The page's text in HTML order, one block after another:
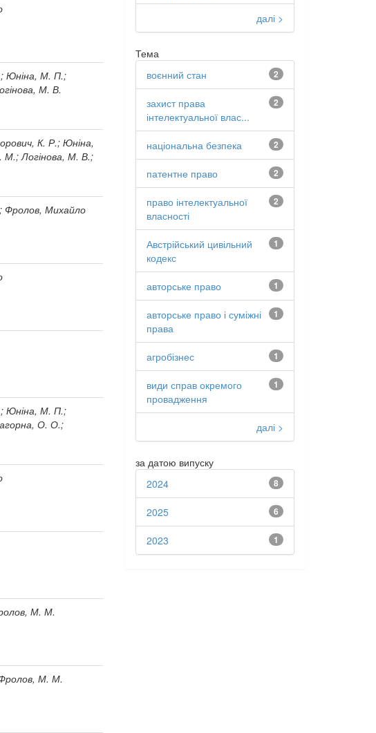
Юніна, М. П.;
М. В.
К. Р.; Юніна,
Логінова, М. В.;
Фролов, Михайло
Юніна, М. П.;
О. О.;
М. М.
М. М.
далі >
Тема
2
воєнний стан
2
захист права
інтелектуальної влас...
2
національна безпека
2
патентне право
2
право інтелектуальної
власності
1
Австрійський цивільний
кодекс
1
авторське право
1
авторське право і суміжні
права
1
агробізнес
1
види справ окремого
провадження
далі >
за датою випуску
8
2024
6
2025
1
2023